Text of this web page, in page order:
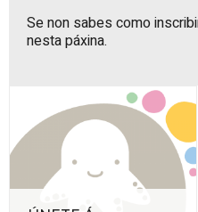
Se non sabes como
nesta páxina.